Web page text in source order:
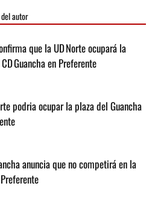
autor
que la UD Norte ocupará la
Guancha en Preferente
podria ocupar la plaza del Guancha
anuncia que no competirá en la